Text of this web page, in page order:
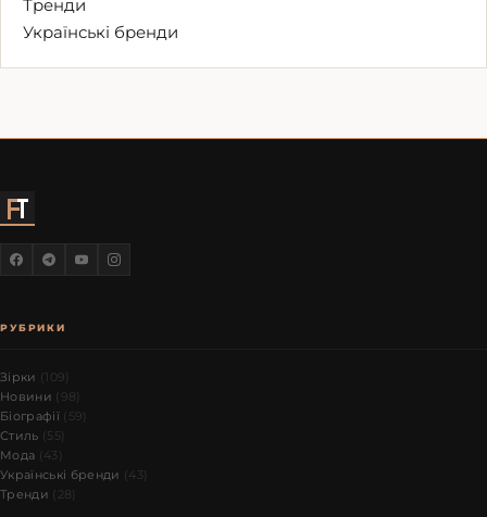
Тренди
Українські бренди
РУБРИКИ
Зірки (109)
Новини (98)
Біографії (59)
Стиль (55)
Мода (43)
Українські бренди (43)
Тренди (28)